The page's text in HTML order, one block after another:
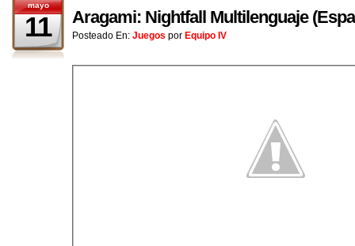
mayo
11 Aragami: Nightfall Multilenguaje
Posteado En: Juegos por Equipo IV